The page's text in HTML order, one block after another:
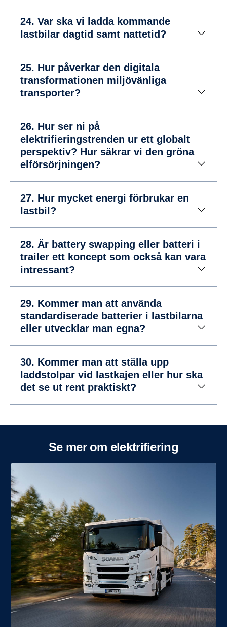
24. Var ska vi ladda kommande
lastbilar dagtid samt nattetid?
25. Hur påverkar den digitala
transformationen miljövänliga
transporter?
26. Hur ser ni på
elektrifieringstrenden ur ett globalt
perspektiv? Hur säkrar vi den gröna
elförsörjningen?
27. Hur mycket energi förbrukar en
lastbil?
28. Är battery swapping eller batteri i
trailer ett koncept som också kan vara
intressant?
29. Kommer man att använda
standardiserade batterier i lastbilarna
eller utvecklar man egna?
30. Kommer man att ställa upp
laddstolpar vid lastkajen eller hur ska
det se ut rent praktiskt?
Se mer om elekt­ri­fi­e­ring